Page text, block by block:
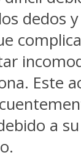
dedos
Este
a